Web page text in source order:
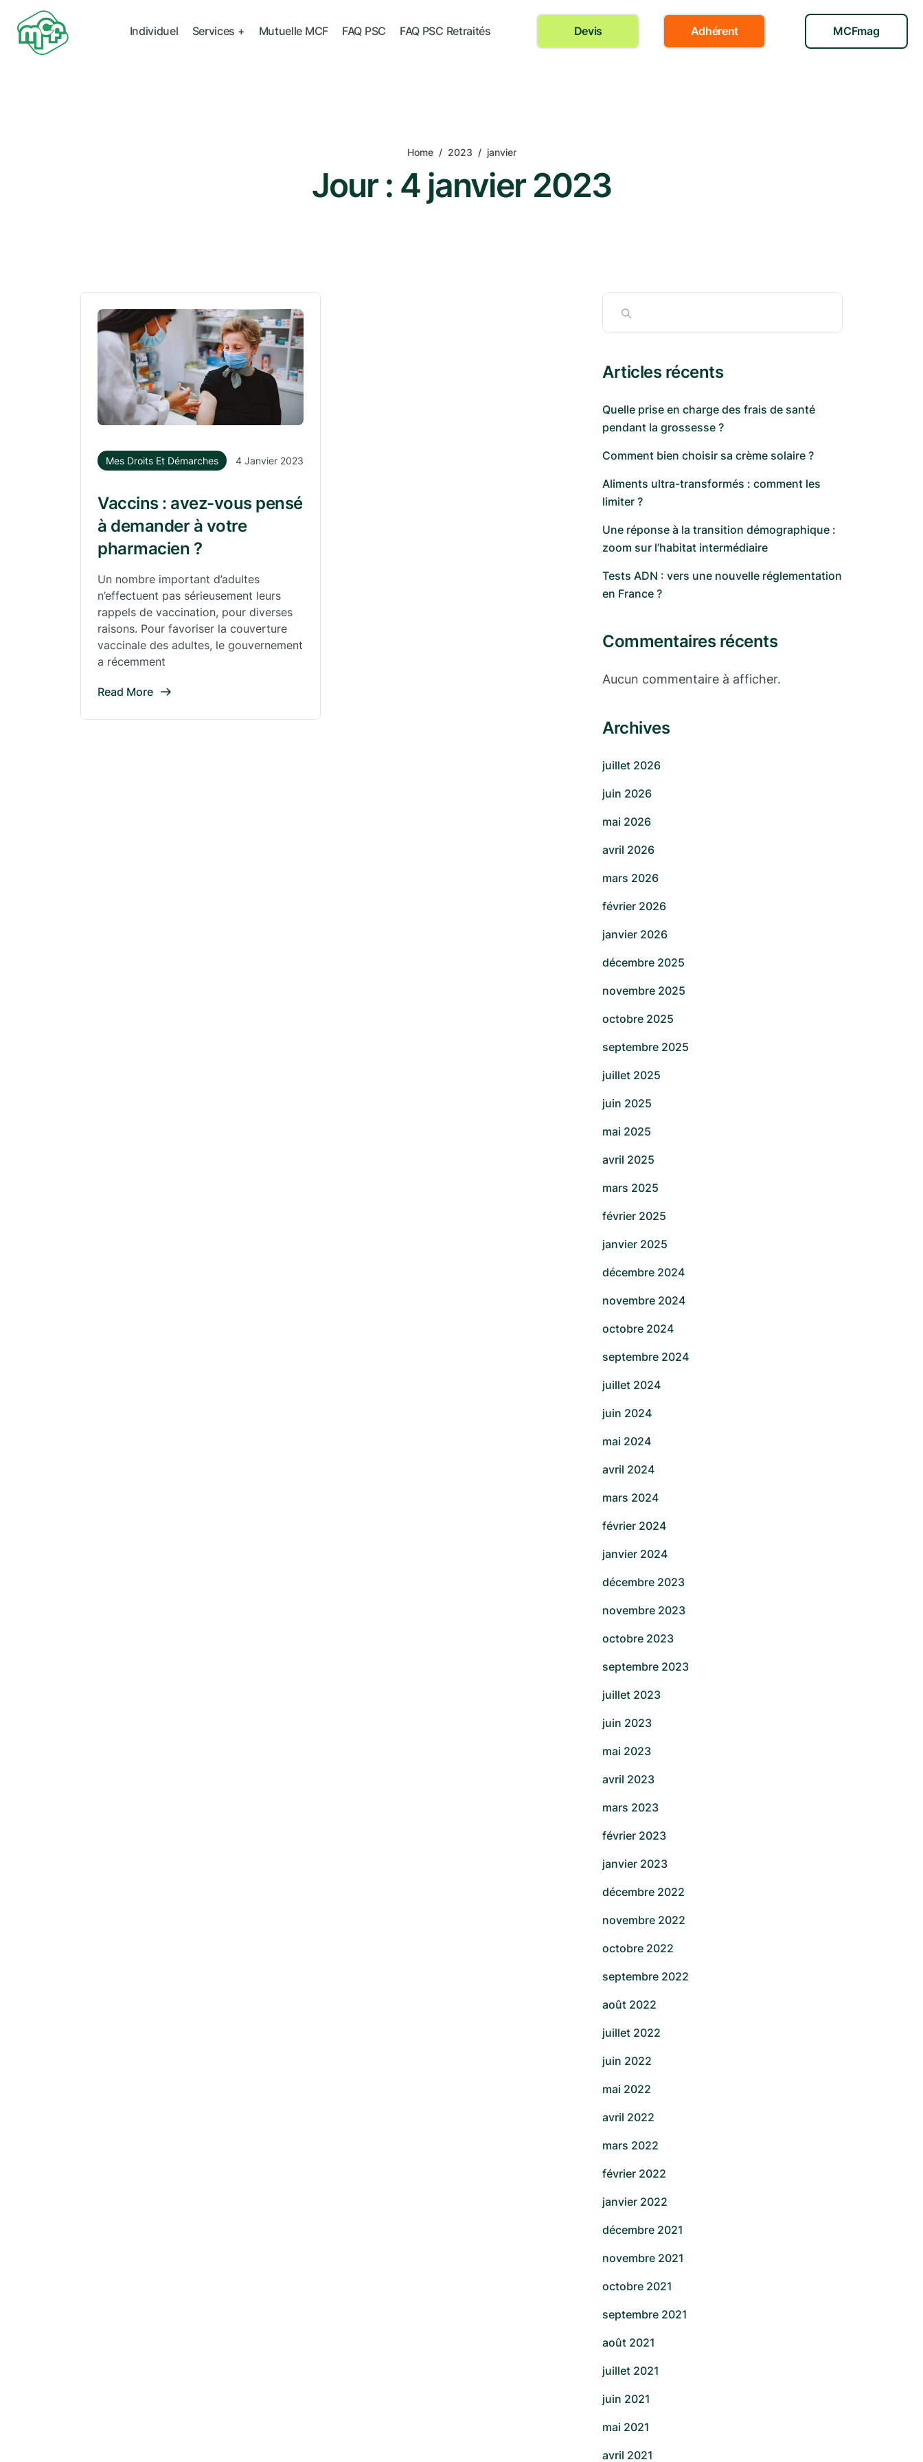
Individuel Services + Mutuelle MCF FAQ PSC FAQ PSC Retraités Devis Adhérent MCFmag
Home / 2023 / janvier
Jour : 4 janvier 2023
Mes Droits Et Démarches 4 Janvier 2023
Vaccins : avez-vous pensé
à demander à votre
pharmacien ?
Un nombre important d’adultes
n’effectuent pas sérieusement leurs
rappels de vaccination, pour diverses
raisons. Pour favoriser la couverture
vaccinale des adultes, le gouvernement
a récemment
Read More
Articles récents
Quelle prise en charge des frais de santé
pendant la grossesse ?
Comment bien choisir sa crème solaire ?
Aliments ultra-transformés : comment les
limiter ?
Une réponse à la transition démographique :
zoom sur l’habitat intermédiaire
Tests ADN : vers une nouvelle réglementation
en France ?
Commentaires récents
Aucun commentaire à afficher.
Archives
juillet 2026
juin 2026
mai 2026
avril 2026
mars 2026
février 2026
janvier 2026
décembre 2025
novembre 2025
octobre 2025
septembre 2025
juillet 2025
juin 2025
mai 2025
avril 2025
mars 2025
février 2025
janvier 2025
décembre 2024
novembre 2024
octobre 2024
septembre 2024
juillet 2024
juin 2024
mai 2024
avril 2024
mars 2024
février 2024
janvier 2024
décembre 2023
novembre 2023
octobre 2023
septembre 2023
juillet 2023
juin 2023
mai 2023
avril 2023
mars 2023
février 2023
janvier 2023
décembre 2022
novembre 2022
octobre 2022
septembre 2022
août 2022
juillet 2022
juin 2022
mai 2022
avril 2022
mars 2022
février 2022
janvier 2022
décembre 2021
novembre 2021
octobre 2021
septembre 2021
août 2021
juillet 2021
juin 2021
mai 2021
avril 2021